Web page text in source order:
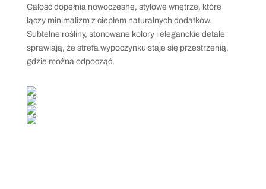
Całość dopełnia nowoczesne, stylowe wnętrze, które
łączy minimalizm z ciepłem naturalnych dodatków.
Subtelne rośliny, stonowane kolory i eleganckie detale
sprawiają, że strefa wypoczynku staje się przestrzenią,
gdzie można odpocząć.